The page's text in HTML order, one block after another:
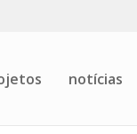
notícias